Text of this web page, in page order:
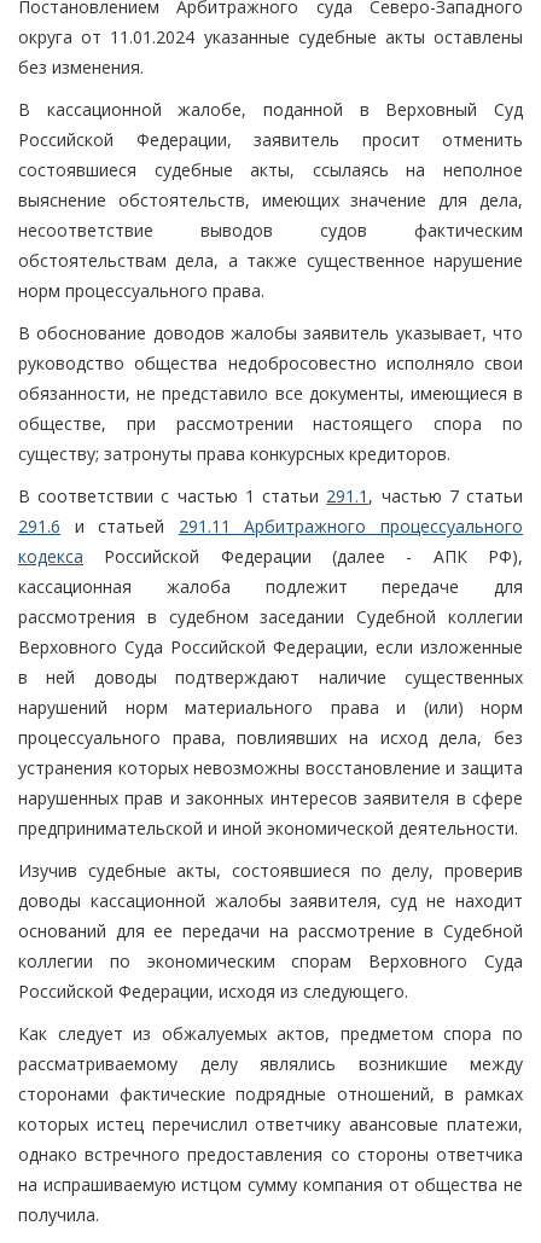
Постановлением Арбитражного суда Северо-Западного
округа от 11.01.2024 указанные судебные акты оставлены
без изменения.
В кассационной жалобе, поданной в Верховный Суд
Российской Федерации, заявитель просит отменить
состоявшиеся судебные акты, ссылаясь на неполное
выяснение обстоятельств, имеющих значение для дела,
несоответствие выводов судов фактическим
обстоятельствам дела, а также существенное нарушение
норм процессуального права.
В обоснование доводов жалобы заявитель указывает, что
руководство общества недобросовестно исполняло свои
обязанности, не представило все документы, имеющиеся в
обществе, при рассмотрении настоящего спора по
существу; затронуты права конкурсных кредиторов.
В соответствии с частью 1 статьи 291.1 , частью 7 статьи
291.6 и статьей 291.11 Арбитражного процессуального
кодекса Российской Федерации (далее - АПК РФ),
кассационная жалоба подлежит передаче для
рассмотрения в судебном заседании Судебной коллегии
Верховного Суда Российской Федерации, если изложенные
в ней доводы подтверждают наличие существенных
нарушений норм материального права и (или) норм
процессуального права, повлиявших на исход дела, без
устранения которых невозможны восстановление и защита
нарушенных прав и законных интересов заявителя в сфере
предпринимательской и иной экономической деятельности.
Изучив судебные акты, состоявшиеся по делу, проверив
доводы кассационной жалобы заявителя, суд не находит
оснований для ее передачи на рассмотрение в Судебной
коллегии по экономическим спорам Верховного Суда
Российской Федерации, исходя из следующего.
Как следует из обжалуемых актов, предметом спора по
рассматриваемому делу являлись возникшие между
сторонами фактические подрядные отношений, в рамках
которых истец перечислил ответчику авансовые платежи,
однако встречного предоставления со стороны ответчика
на испрашиваемую истцом сумму компания от общества не
получила.